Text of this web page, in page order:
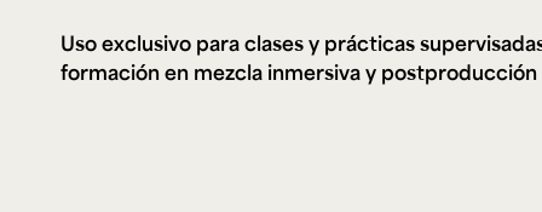
Uso exclusivo para clases y prácticas
formación en mezcla inmersiva y postproducción